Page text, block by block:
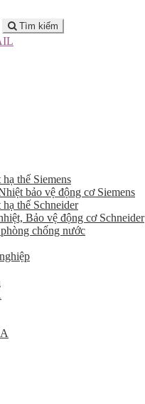
Tìm kiếm
thế Siemens
bảo vệ động cơ Siemens
thế Schneider
Bảo vệ động cơ Schneider
chống nước